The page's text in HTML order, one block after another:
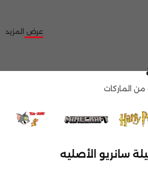
عرض المزيد
الماركات
سانريو الأصليه